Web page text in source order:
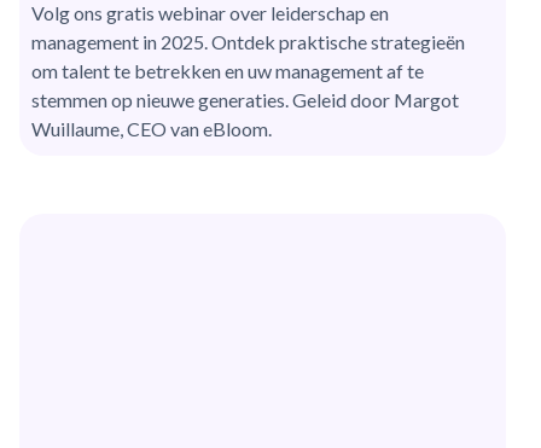
Volg ons gratis webinar over leiderschap en
management in 2025. Ontdek praktische strategieën
om talent te betrekken en uw management af te
stemmen op nieuwe generaties. Geleid door Margot
Wuillaume, CEO van eBloom.